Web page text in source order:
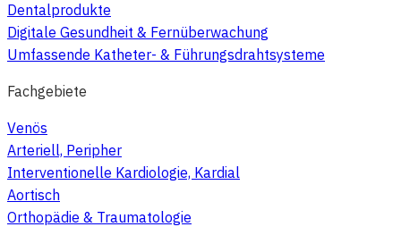
Dentalprodukte
Digitale Gesundheit & Fernüberwachung
Umfassende Katheter- & Führungsdrahtsysteme
Fachgebiete
Venös
Arteriell, Peripher
Interventionelle Kardiologie, Kardial
Aortisch
Orthopädie & Traumatologie